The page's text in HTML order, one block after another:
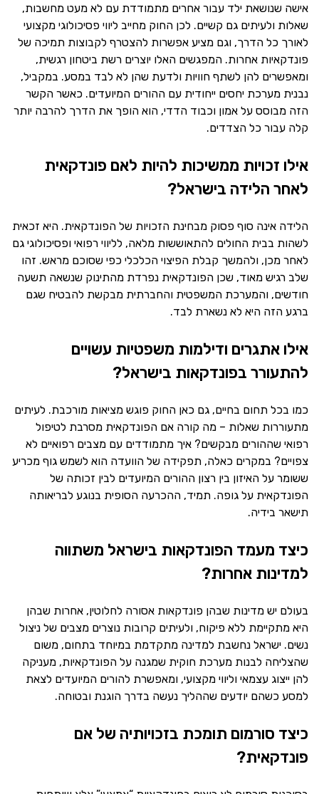
אישה שנושאת ילד עבור אחרים מתמודדת עם לא מעט מחשבות,
שאלות ולעיתים גם קשיים. לכן החוק מחייב ליווי פסיכולוגי מקצועי
לאורך כל הדרך, וגם מציע אפשרות להצטרף לקבוצות תמיכה של
פונדקאיות אחרות. המפגשים האלו יוצרים רשת ביטחון רגשית,
ומאפשרים להן לשתף חוויות ולדעת שהן לא לבד במסע. במקביל,
נבנית מערכת יחסים ייחודית עם ההורים המיועדים. כאשר הקשר
הזה מבוסס על אמון וכבוד הדדי, הוא הופך את הדרך להרבה יותר
קלה עבור כל הצדדים.
אילו זכויות ממשיכות להיות לאם פונדקאית
לאחר הלידה בישראל?
הלידה אינה סוף פסוק מבחינת הזכויות של הפונדקאית. היא זכאית
לשהות בבית החולים להתאוששות מלאה, לליווי רפואי ופסיכולוגי גם
לאחר מכן, ולהמשך קבלת הפיצוי הכלכלי כפי שסוכם מראש. זהו
שלב רגיש מאוד, שכן הפונדקאית נפרדת מהתינוק שנשאה תשעה
חודשים, והמערכת המשפטית והחברתית מבקשת להבטיח שגם
ברגע הזה היא לא נשארת לבד.
אילו אתגרים ודילמות משפטיות עשויים
להתעורר בפונדקאות בישראל?
כמו בכל תחום בחיים, גם כאן החוק פוגש מציאות מורכבת. לעיתים
מתעוררות שאלות – מה קורה אם הפונדקאית מסרבת לטיפול
רפואי שההורים מבקשים? איך מתמודדים עם מצבים רפואיים לא
צפויים? במקרים כאלה, תפקידה של הוועדה הוא לשמש גוף מכריע
ששומר על האיזון בין רצון ההורים המיועדים לבין זכותה של
הפונדקאית על גופה. תמיד, ההכרעה הסופית בנוגע לבריאותה
תישאר בידיה.
כיצד מעמד הפונדקאות בישראל משתווה
למדינות אחרות?
בעולם יש מדינות שבהן פונדקאות אסורה לחלוטין, אחרות שבהן
היא מתקיימת ללא פיקוח, ולעיתים קרובות נוצרים מצבים של ניצול
נשים. ישראל נחשבת למדינה מתקדמת במיוחד בתחום, משום
שהצליחה לבנות מערכת חוקית שמגנה על הפונדקאיות, מעניקה
להן ייצוג עצמאי וליווי מקצועי, ומאפשרת להורים המיועדים לצאת
למסע כשהם יודעים שההליך נעשה בדרך הוגנת ובטוחה.
כיצד סורמום תומכת בזכויותיה של אם
פונדקאית?